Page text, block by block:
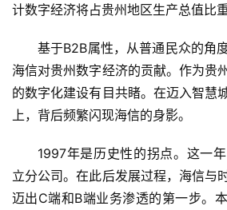
计数字经济将占贵州地区生产总值比
基于B2B属性，从普通民众的角
海信对贵州数字经济的贡献。作为贵
的数字化建设有目共睹。在迈入智慧
上，背后频繁闪现海信的身影。
1997年是历史性的拐点。这一
立分公司。在此后发展过程，海信与
迈出C端和B端业务渗透的第一步。